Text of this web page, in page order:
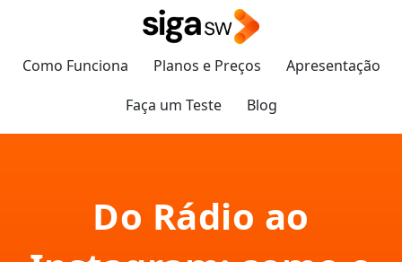
Como Funciona Planos e Preços
Apresentação
Faça um Teste
Blog
Do Rádio ao